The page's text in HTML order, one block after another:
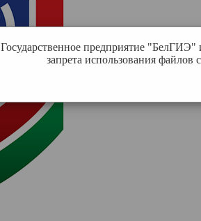
Государственное предприятие
запрета использования файлов